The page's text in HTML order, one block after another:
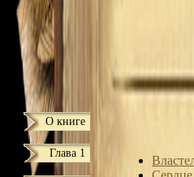
О книге
Глава 1